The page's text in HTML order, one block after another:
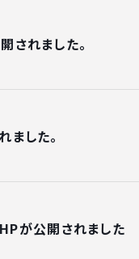
れました。
した。
が公開されました